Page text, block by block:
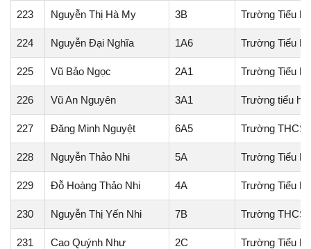
223 Nguyễn Thị Hà My 3B Trường Tiểu
224 Nguyễn Đại Nghĩa 1A6 Trường Tiểu
225 Vũ Bảo Ngọc 2A1 Trường Tiểu
226 Vũ An Nguyên 3A1 Trường tiểu
227 Đăng Minh Nguyệt 6A5 Trường THCS
228 Nguyễn Thảo Nhi 5A Trường Tiểu
229 Đỗ Hoàng Thảo Nhi 4A Trường Tiểu
230 Nguyễn Thị Yến Nhi 7B Trường THCS
231 Cao Quýnh Như 2C Trường Tiểu